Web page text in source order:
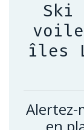
Ski
voile
îles
Alertez-